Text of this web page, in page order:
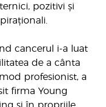
pozitivi și
cancerul i-a luat
de a cânta
profesionist, a
firma Young